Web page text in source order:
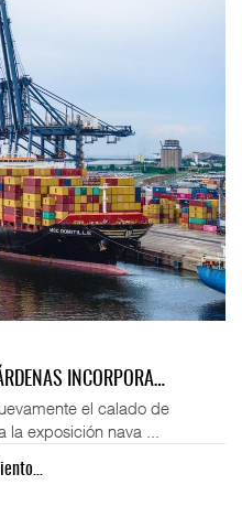
INCORPORA…
el calado de
exposición nava ...